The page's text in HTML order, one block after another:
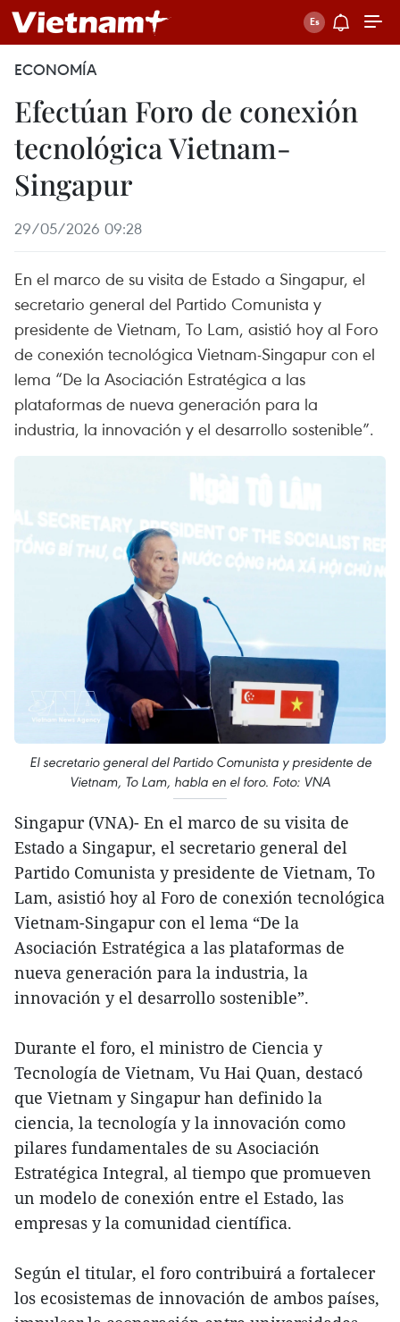
ECONOMÍA
Efectúan Foro de conexión
tecnológica Vietnam-
Singapur
29/05/2026 09:28
En el marco de su visita de Estado a Singapur, el
secretario general del Partido Comunista y
presidente de Vietnam, To Lam, asistió hoy al Foro
de conexión tecnológica Vietnam-Singapur con el
lema “De la Asociación Estratégica a las
plataformas de nueva generación para la
industria, la innovación y el desarrollo sostenible”.
El secretario general del Partido Comunista y presidente de
Vietnam, To Lam, habla en el foro. Foto: VNA
Singapur (VNA)- En el marco de su visita de
Estado a Singapur, el secretario general del
Partido Comunista y presidente de Vietnam, To
Lam, asistió hoy al Foro de conexión tecnológica
Vietnam-Singapur con el lema “De la
Asociación Estratégica a las plataformas de
nueva generación para la industria, la
innovación y el desarrollo sostenible”.
Durante el foro, el ministro de Ciencia y
Tecnología de Vietnam, Vu Hai Quan, destacó
que Vietnam y Singapur han definido la
ciencia, la tecnología y la innovación como
pilares fundamentales de su Asociación
Estratégica Integral, al tiempo que promueven
un modelo de conexión entre el Estado, las
empresas y la comunidad científica.
Según el titular, el foro contribuirá a fortalecer
los ecosistemas de innovación de ambos países,